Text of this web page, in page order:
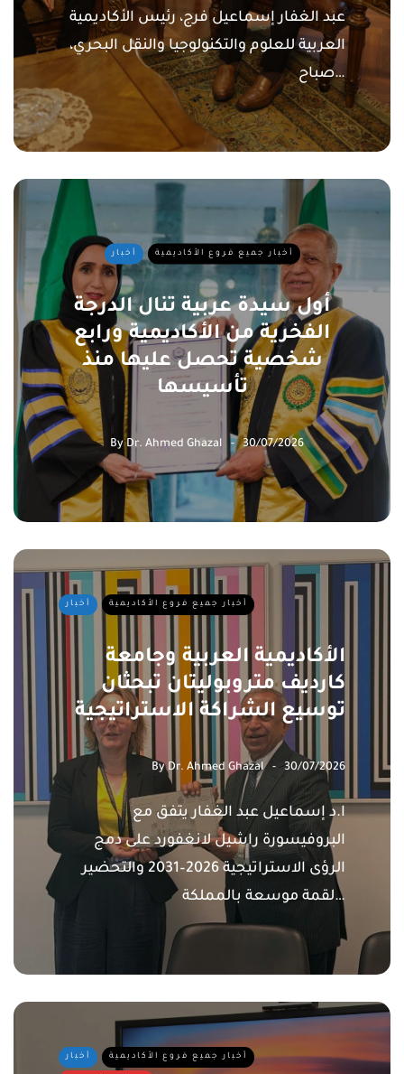
عبد الغفار إسماعيل فرج، رئيس الأكاديمية
العربية للعلوم والتكنولوجيا والنقل البحري،
صباح…
أخبار أخبار جميع فروع الأكاديمية
أول سيدة عربية تنال الدرجة
الفخرية من الأكاديمية ورابع
شخصية تحصل عليها منذ
تأسيسها
ByDr. Ahmed Ghazal 30/07/2026
أخبار أخبار جميع فروع الأكاديمية
الأكاديمية العربية وجامعة
كارديف متروبوليتان تبحثان
توسيع الشراكة الاستراتيجية
ByDr. Ahmed Ghazal 30/07/2026
ا.د إسماعيل عبد الغفار يتفق مع
البروفيسورة راشيل لانغفورد على دمج
الرؤى الاستراتيجية 2026–2031 والتحضير
لقمة موسعة بالمملكة…
أخبار أخبار جميع فروع الأكاديمية